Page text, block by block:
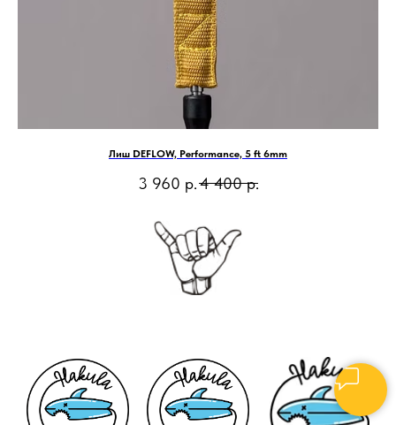
Лиш DEFLOW, Performance, 5 ft 6mm
3 960 р.4 400 р.